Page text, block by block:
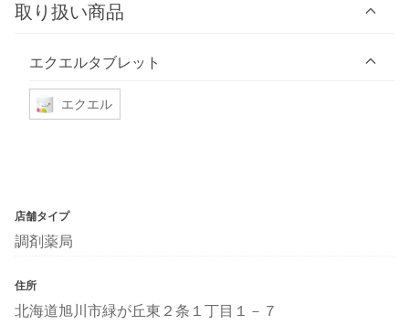
取り扱い商品
エクエルタブレット
エクエル
店舗タイプ
調剤薬局
住所
北海道旭川市緑が丘東２条１丁目１－７